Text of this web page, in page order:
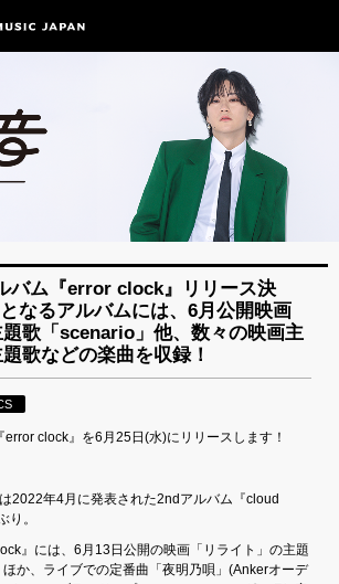
バム『error clock』リリース決
なるアルバムには、6月公開映画
題歌「scenario」他、数々の映画主
歌などの楽曲を収録！
clock』を6月25日(水)にリリースします！
2022年4月に発表された2ndアルバム『cloud
り。
』には、6月13日公開の映画「リライト」の主題
か、ライブでの定番曲「夜明乃唄」(Ankerオーデ